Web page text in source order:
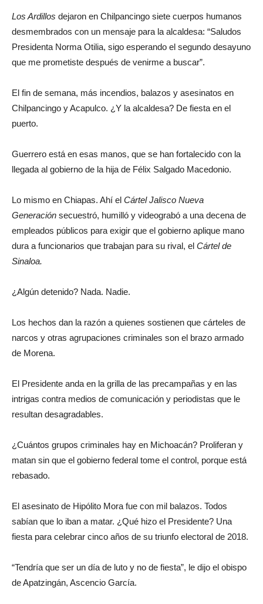
Los Ardillos dejaron en Chilpancingo siete cuerpos humanos
desmembrados con un mensaje para la alcaldesa: “Saludos
Presidenta Norma Otilia, sigo esperando el segundo desayuno
que me prometiste después de venirme a buscar”.
El fin de semana, más incendios, balazos y asesinatos en
Chilpancingo y Acapulco. ¿Y la alcaldesa? De fiesta en el
puerto.
Guerrero está en esas manos, que se han fortalecido con la
llegada al gobierno de la hija de Félix Salgado Macedonio.
Lo mismo en Chiapas. Ahí el Cártel Jalisco Nueva
Generación secuestró, humilló y videograbó a una decena de
empleados públicos para exigir que el gobierno aplique mano
dura a funcionarios que trabajan para su rival, el Cártel de
Sinaloa.
¿Algún detenido? Nada. Nadie.
Los hechos dan la razón a quienes sostienen que cárteles de
narcos y otras agrupaciones criminales son el brazo armado
de Morena.
El Presidente anda en la grilla de las precampañas y en las
intrigas contra medios de comunicación y periodistas que le
resultan desagradables.
¿Cuántos grupos criminales hay en Michoacán? Proliferan y
matan sin que el gobierno federal tome el control, porque está
rebasado.
El asesinato de Hipólito Mora fue con mil balazos. Todos
sabían que lo iban a matar. ¿Qué hizo el Presidente? Una
fiesta para celebrar cinco años de su triunfo electoral de 2018.
“Tendría que ser un día de luto y no de fiesta”, le dijo el obispo
de Apatzingán, Ascencio García.